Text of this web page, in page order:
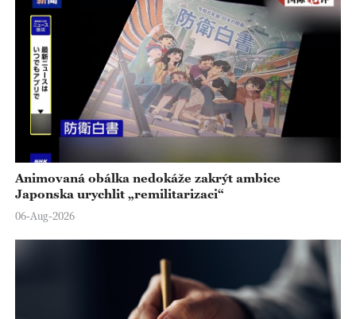
e
Animovaná obálka nedokáže zakrýt ambice
Japonska urychlit „remilitarizaci“
06-Aug-2026